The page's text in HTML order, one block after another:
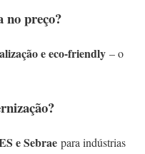
no preço?
e eco-friendly – o
e Sebrae para indústrias